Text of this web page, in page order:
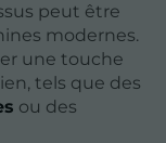
peut être
modernes.
une touche
tels que des
ou des